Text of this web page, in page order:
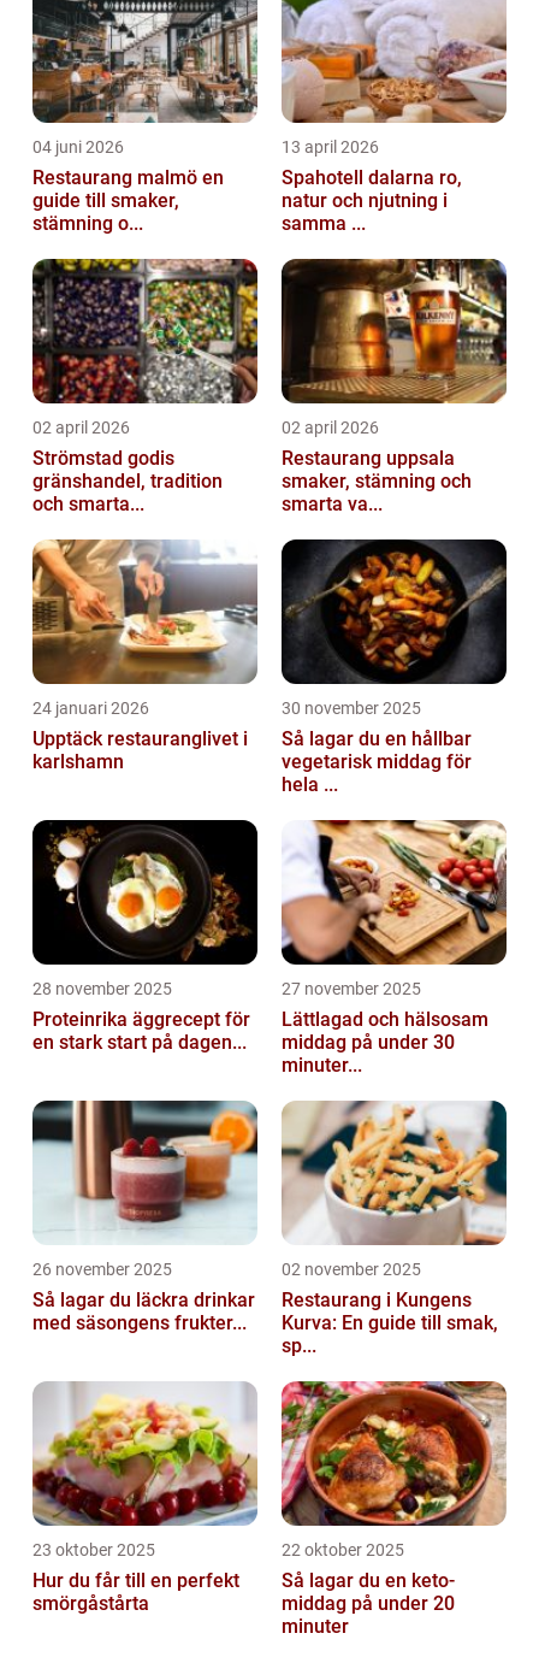
04 juni 2026
Restaurang malmö en
guide till smaker,
stämning o...
13 april 2026
Spahotell dalarna ro,
natur och njutning i
samma ...
02 april 2026
Strömstad godis
gränshandel, tradition
och smarta...
02 april 2026
Restaurang uppsala
smaker, stämning och
smarta va...
24 januari 2026
Upptäck restauranglivet i
karlshamn
30 november 2025
Så lagar du en hållbar
vegetarisk middag för
hela ...
28 november 2025
Proteinrika äggrecept för
en stark start på dagen...
27 november 2025
Lättlagad och hälsosam
middag på under 30
minuter...
26 november 2025
Så lagar du läckra drinkar
med säsongens frukter...
02 november 2025
Restaurang i Kungens
Kurva: En guide till smak,
sp...
23 oktober 2025
Hur du får till en perfekt
smörgåstårta
22 oktober 2025
Så lagar du en keto-
middag på under 20
minuter